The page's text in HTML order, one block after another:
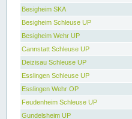
Besigheim SKA
Besigheim Schleuse UP
Besigheim Wehr UP
Cannstatt Schleuse UP
Deizisau Schleuse UP
Esslingen Schleuse UP
Esslingen Wehr OP
Feudenheim Schleuse UP
Gundelsheim UP